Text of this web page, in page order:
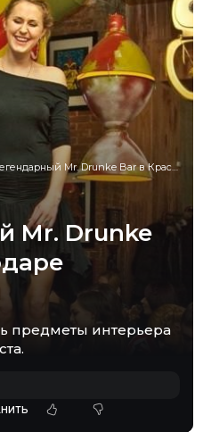
Mr. Drunke Bar в Краснодаре закрывается
Mr. Drunke
предметы интерьера